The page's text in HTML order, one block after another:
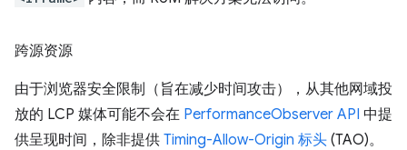
跨源资源
由于浏览器安全限制（旨在减少时间攻击），从其他网域投
放的 LCP 媒体可能不会在 PerformanceObserver API 中提
供呈现时间，除非提供 Timing-Allow-Origin 标头 (TAO)。